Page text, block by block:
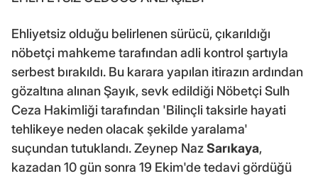
Ehliyetsiz olduğu belirlenen sürücü, çıkarıldığı
nöbetçi mahkeme tarafından adli kontrol şartıyla
serbest bırakıldı. Bu karara yapılan itirazın ardından
gözaltına alınan Şayık, sevk edildiği Nöbetçi Sulh
Ceza Hakimliği tarafından 'Bilinçli taksirle hayati
tehlikeye neden olacak şekilde yaralama'
suçundan tutuklandı. Zeynep NazSarıkaya,
kazadan 10 gün sonra 19 Ekim'de tedavi gördüğü